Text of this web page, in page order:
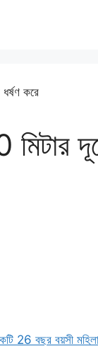
26 বছর বয়সী